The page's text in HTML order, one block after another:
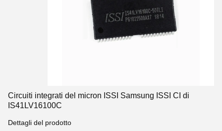
Circuiti integrati del micron ISSI Samsung ISSI CI di
IS41LV16100C
Dettagli del prodotto